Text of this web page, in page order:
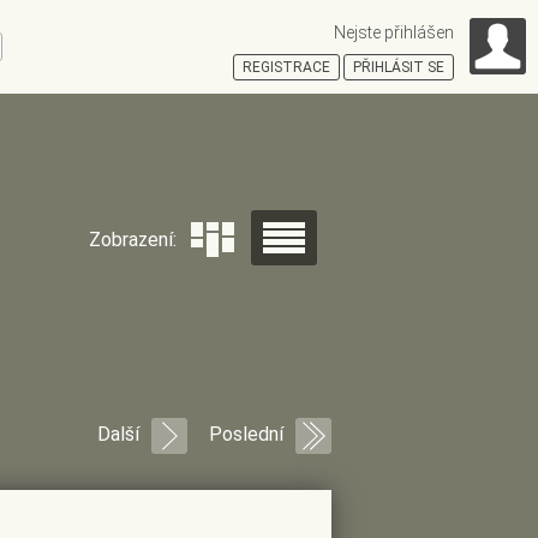
Zobrazení:
Další Poslední
Nejste přihlášen
REGISTRACE PŘIHLÁSIT SE